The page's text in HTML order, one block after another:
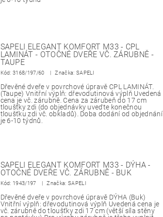
SAPELI ELEGANT KOMFORT M33 - CPL
LAMINÁT - OTOČNÉ DVEŘE VČ. ZÁRUBNĚ -
TAUPE
Kód:3168/197/60 Značka: SAPELI
Dřevěné dveře v povrchové úpravě CPL LAMINÁT.
(Taupe) Vnitřní výplň: dřevodutinová výplň Uvedená
cena je vč. zárubně. Cena za zárubeň do 17 cm
tloušťky zdi (do objednávky uveďte konečnou
tloušťku zdi vč. obkladů). Doba dodání od objednání
je 6-10 týdnů.
SAPELI ELEGANT KOMFORT M33 - DÝHA -
OTOČNÉ DVEŘE VČ. ZÁRUBNĚ - BUK
Kód: 1943/197 Značka: SAPELI
Dřevěné dveře v povrchové úpravě DÝHA (Buk)
Vnitřní výplň: dřevodutinová výplň Uvedená cena je
vč. zárubně do tloušťky zdi 17 cm (větší síla stěny